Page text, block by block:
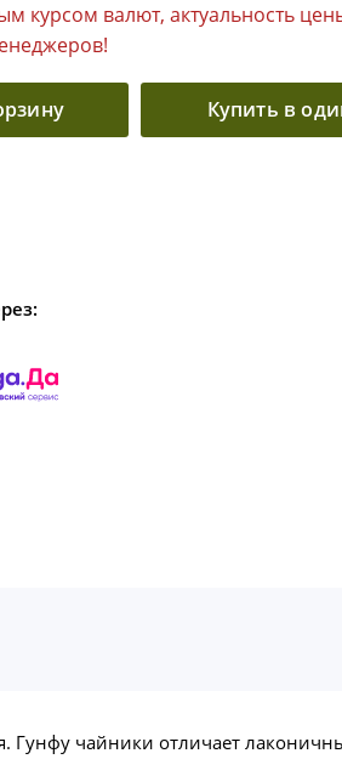
курсом валют, актуальность
Купить в
Гунфу чайники отличает